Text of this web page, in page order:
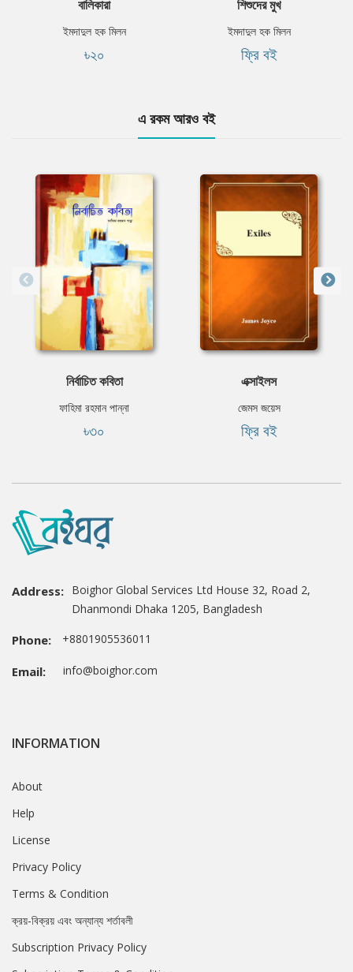
বালিকারা
ইমদাদুল হক মিলন
৳২০
শিশুদের মুখ
ইমদাদুল হক মিলন
ফ্রি বই
এ রকম আরও বই
নির্বাচিত কবিতা
ফাহিমা রহমান পান্না
৳৩০
এক্সাইলস
জেমস জয়েস
ফ্রি বই
Address: Boighor Global Services Ltd House 32, Road 2,
Dhanmondi Dhaka 1205, Bangladesh
Phone: +8801905536011
Email: info@boighor.com
INFORMATION
About
Help
License
Privacy Policy
Terms & Condition
ক্রয়-বিক্রয় এবং অন্যান্য শর্তাবলী
Subscription Privacy Policy